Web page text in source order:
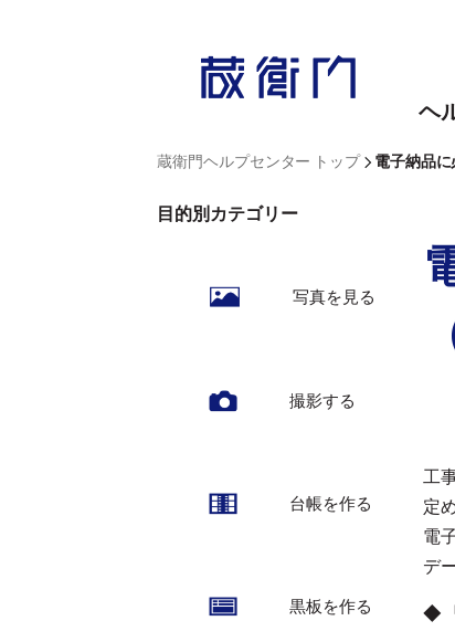
ヘ
蔵衛門ヘルプセンター トップ> 電子納品
目的別カテゴリー
写真を見る
撮影する
台帳を作る
黒板を作る
工
定
電
デ
◆